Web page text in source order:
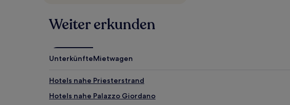
sich
ändern.
können
zusätzliche
gelten.
Weiter erkunden
UnterkünfteMietwagen
Hotels nahe Priesterstrand
Hotels nahe Palazzo Giordano